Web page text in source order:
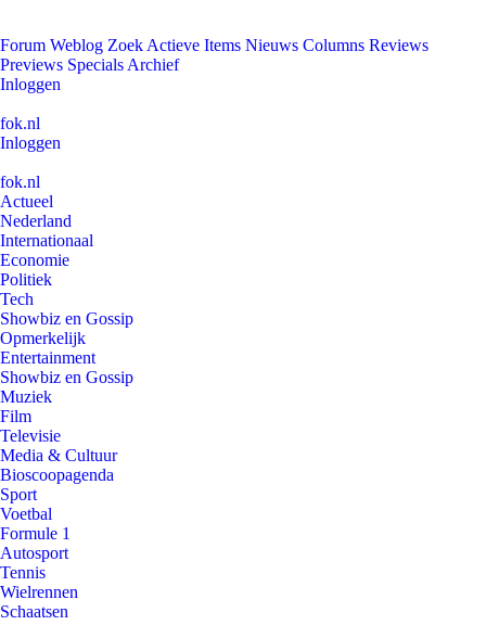
Forum Weblog Zoek Actieve Items Nieuws Columns Reviews
Previews Specials Archief
Inloggen
fok.nl
Inloggen
fok.nl
Actueel
Nederland
Internationaal
Economie
Politiek
Tech
Showbiz en Gossip
Opmerkelijk
Entertainment
Showbiz en Gossip
Muziek
Film
Televisie
Media & Cultuur
Bioscoopagenda
Sport
Voetbal
Formule 1
Autosport
Tennis
Wielrennen
Schaatsen